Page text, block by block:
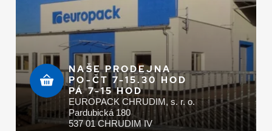
NAŠE PRODEJNA
PO-ČT 7-15.30 HOD
PÁ 7-15 HOD
EUROPACK CHRUDIM, s. r. o.
Pardubická 180
537 01 CHRUDIM IV